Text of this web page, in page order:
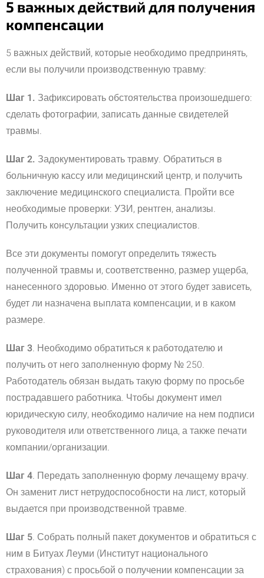
5 важных действий для получения
компенсации
5 важных действий, которые необходимо предпринять,
если вы получили производственную травму:
Шаг 1. Зафиксировать обстоятельства произошедшего:
сделать фотографии, записать данные свидетелей
травмы.
Шаг 2. Задокументировать травму. Обратиться в
больничную кассу или медицинский центр, и получить
заключение медицинского специалиста. Пройти все
необходимые проверки: УЗИ, рентген, анализы.
Получить консультации узких специалистов.
Все эти документы помогут определить тяжесть
полученной травмы и, соответственно, размер ущерба,
нанесенного здоровью. Именно от этого будет зависеть,
будет ли назначена выплата компенсации, и в каком
размере.
Шаг 3. Необходимо обратиться к работодателю и
получить от него заполненную форму № 250.
Работодатель обязан выдать такую форму по просьбе
пострадавшего работника. Чтобы документ имел
юридическую силу, необходимо наличие на нем подписи
руководителя или ответственного лица, а также печати
компании/организации.
Шаг 4. Передать заполненную форму лечащему врачу.
Он заменит лист нетрудоспособности на лист, который
выдается при производственной травме.
Шаг 5. Собрать полный пакет документов и обратиться с
ним в Битуах Леуми (Институт национального
страхования) с просьбой о получении компенсации за